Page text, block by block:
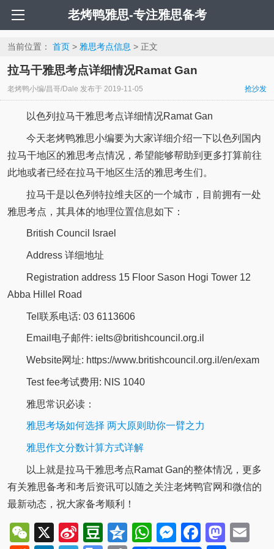
老烤鸭雅思-专注雅思备考
当前位置： 首页> 雅思考点信息 > 正文
拉马干雅思考点详细情况Ramat Gan
老烤鸭小编/昌哥/Dale 发布于 2019-11-05 抢沙发
以色列拉马干雅思考点详细情况Ramat Gan
今天老烤鸭雅思小编要为大家详细介绍一下以色列国内
拉马干地区的雅思考点情况，希望能够帮助到更多打算前往
此地或者已经在拉马干地区生活的雅思考生们。
拉马干是以色列特拉维夫区的一个城市，目前拥有一处
雅思考点，其具体的地理位置信息如下：
British Council Israel
Address 详细地址
Registration address 15 Floor Sason Hogi Tower 12
Abba Hillel Road
Tel联系电话: 03 6113606
Email电子邮件: ielts@britishcouncil.org.il
Website网址: https://www.britishcouncil.org.il/en/exam
Test fee考试费用: NIS 1040
雅思常识必读：
雅思考场如何选择 两大原则助你一臂之力
雅思作文分数计算方式详解
以上就是拉马干雅思考点Ramat Gan的整体情况，更多
有关雅思备考和考后资讯可以随之关注老烤鸭官网和微信的
最新动态，祝大家备考顺利！
WeChat
X
SinaDouban
QzoneWhatsApp
Messenger